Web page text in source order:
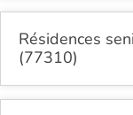
Résidences
(77310)